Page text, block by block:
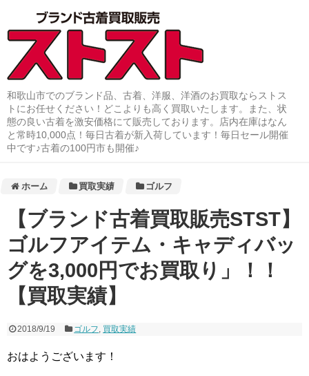
和歌山市でのブランド品、古着、洋服、洋酒のお買取ならストス
トにお任せください！どこよりも高く買取いたします。また、状
態の良い古着を激安価格にて販売しております。店内在庫はなん
と常時10,000点！毎日古着が新入荷しています！毎日セール開催
中です♪古着の100円市も開催♪
ホーム 買取実績 ゴルフ
【ブランド古着買取販売STST】
ゴルフアイテム・キャディバッ
グを3,000円でお買取り」！！
【買取実績】
2018/9/19 ゴルフ, 買取実績
おはようございます！